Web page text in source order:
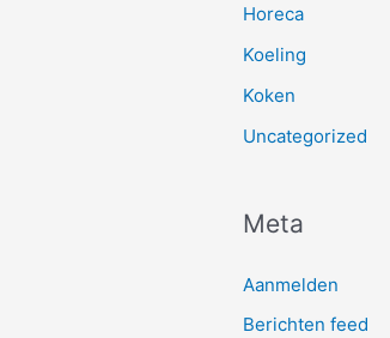
Horeca
Koeling
Koken
Uncategorized
Meta
Aanmelden
Berichten feed